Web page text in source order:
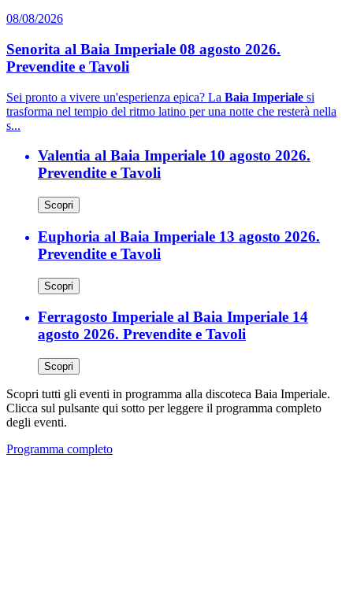
08/08/2026
Senorita al Baia Imperiale 08 agosto 2026.
Prevendite e Tavoli
Sei pronto a vivere un'esperienza epica? La Baia Imperiale si
trasforma nel tempio del ritmo latino per una notte che resterà nella
s...
Valentia al Baia Imperiale 10 agosto 2026.
Prevendite e Tavoli
Scopri
Euphoria al Baia Imperiale 13 agosto 2026.
Prevendite e Tavoli
Scopri
Ferragosto Imperiale al Baia Imperiale 14
agosto 2026. Prevendite e Tavoli
Scopri
Scopri tutti gli eventi in programma alla discoteca Baia Imperiale.
Clicca sul pulsante qui sotto per leggere il programma completo
degli eventi.
Programma completo